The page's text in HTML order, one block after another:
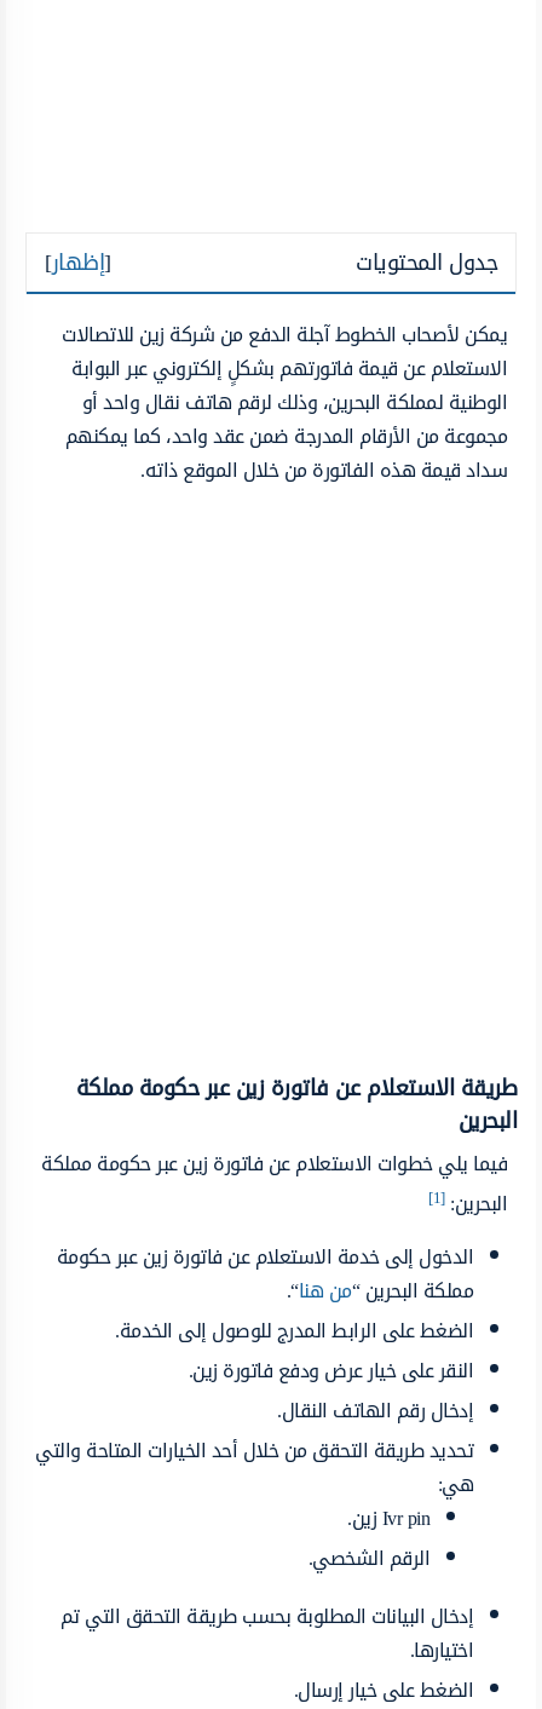
جدول المحتويات [إظهار]
يمكن لأصحاب الخطوط آجلة الدفع من شركة زين للاتصالات
الاستعلام عن قيمة فاتورتهم بشكلٍ إلكتروني عبر البوابة
الوطنية لمملكة البحرين، وذلك لرقم هاتف نقال واحد أو
مجموعة من الأرقام المدرجة ضمن عقد واحد، كما يمكنهم
سداد قيمة هذه الفاتورة من خلال الموقع ذاته.
طريقة الاستعلام عن فاتورة زين عبر حكومة مملكة
البحرين
فيما يلي خطوات الاستعلام عن فاتورة زين عبر حكومة مملكة
البحرين:[1]
الدخول إلى خدمة الاستعلام عن فاتورة زين عبر حكومة
مملكة البحرين “من هنا“.
الضغط على الرابط المدرج للوصول إلى الخدمة.
النقر على خيار عرض ودفع فاتورة زين.
إدخال رقم الهاتف النقال.
تحديد طريقة التحقق من خلال أحد الخيارات المتاحة والتي
هي:
Ivr pin زين.
الرقم الشخصي.
إدخال البيانات المطلوبة بحسب طريقة التحقق التي تم
اختيارها.
الضغط على خيار إرسال.